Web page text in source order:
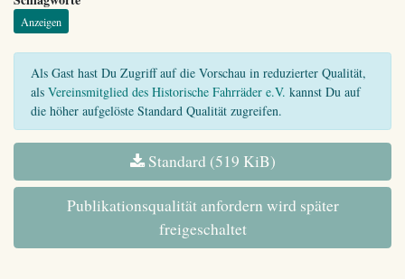
Anzeigen
Als Gast hast Du Zugriff auf die Vorschau in reduzierter Qualität,
als Vereinsmitglied des Historische Fahrräder e.V. kannst Du auf
die höher aufgelöste Standard Qualität zugreifen.
Standard (519 KiB)
Publikationsqualität anfordern wird später
freigeschaltet